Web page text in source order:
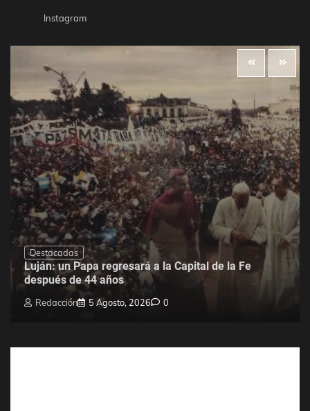
Instagram
Destacadas
Luján: un Papa regresará a la Capital de la Fe
después de 44 años
Redacción 5 Agosto, 2026 0